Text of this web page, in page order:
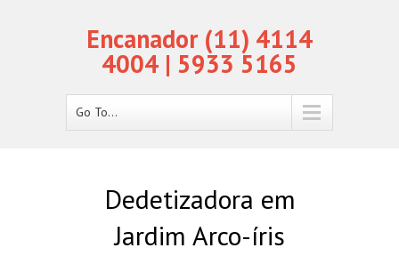
Encanador (11) 4114
4004 | 5933 5165
Go To...
Dedetizadora em
Jardim Arco-íris